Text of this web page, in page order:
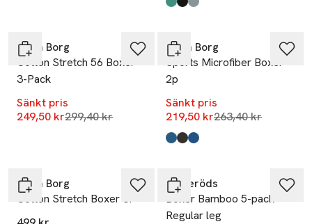
Produkten finns i färgerna:
Multipack 3
Multipack 1
Multipack 2
Björn Borg
Cotton Stretch 56 Boxer
3-Pack
Sänkt pris
249,50 krLägsta pris 30 dagar
299,40 kr
Björn Borg
Sports Microfiber Boxer
2p
Sänkt pris
219,50 krLägsta pris 30
263,40 kr
Produkten finns i färgerna:
Multipack 1
Multipack 3
Multipack 2
Björn Borg
Cotton Stretch Boxer 3P
Resteröds
Boxer Bamboo 5-pack
Regular leg